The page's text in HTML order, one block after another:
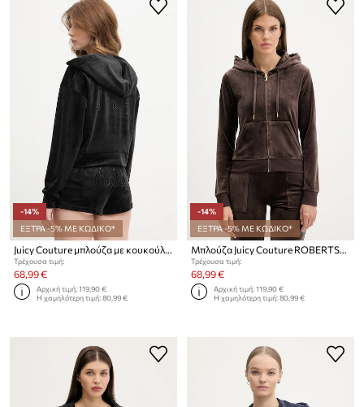
-14%
ΕΞΤΡΑ -5% ΜΕ ΚΩΔΙΚΟ*
Juicy Couture μπλούζα με κουκούλα γυναικεία βελούδινη ICCLE HOODIE
Τρέχουσα τιμή:
68,99 €
Αρχική τιμή:119,90 €
Η χαμηλότερη τιμή:80,99 €
-14%
ΕΞΤΡΑ -5% ΜΕ ΚΩΔΙΚΟ*
Μπλούζα Juicy Couture ROBERTSON HOODIE
Τρέχουσα τιμή:
68,99 €
Αρχική τιμή:119,90 €
Η χαμηλότερη τιμή:80,99 €